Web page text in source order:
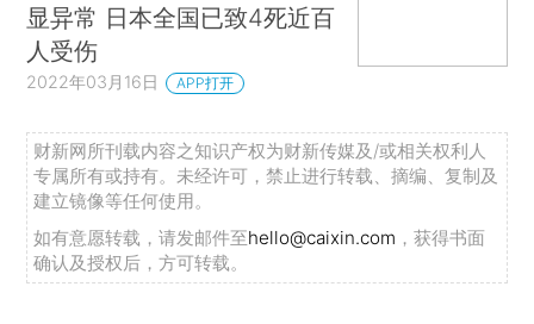
显异常 日本全国已致4死近百
人受伤
2022年03月16日 APP打开
财新网所刊载内容之知识产权为财新传媒及/或相关权利人
专属所有或持有。未经许可，禁止进行转载、摘编、复制及
建立镜像等任何使用。
如有意愿转载，请发邮件至hello@caixin.com ，获得书面
确认及授权后，方可转载。